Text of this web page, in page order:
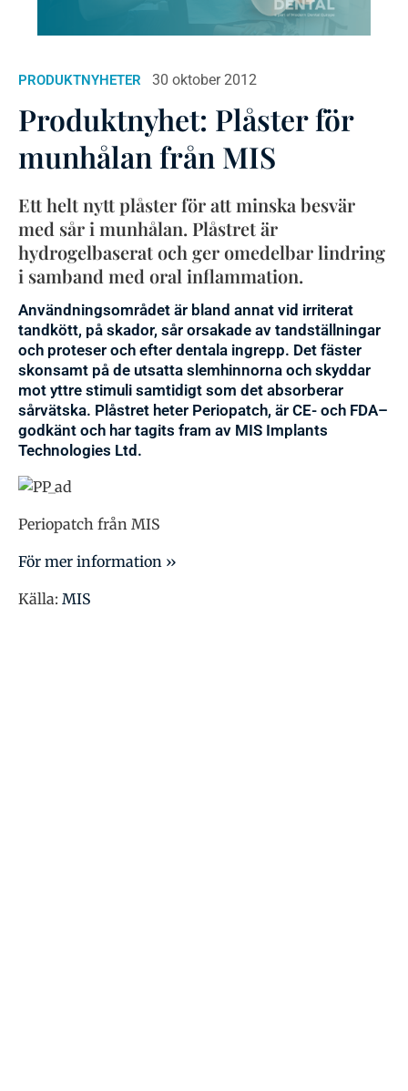
PRODUKTNYHETER 30 oktober 2012
Produktnyhet: Plåster för
munhålan från MIS
Ett helt nytt plåster för att minska besvär
med sår i munhålan. Plåstret är
hydrogelbaserat och ger omedelbar lindring
i samband med oral inflammation.
Användningsområdet är bland annat vid irriterat
tandkött, på skador, sår orsakade av tandställningar
och proteser och efter dentala ingrepp. Det fäster
skonsamt på de utsatta slemhinnorna och skyddar
mot yttre stimuli samtidigt som det absorberar
sårvätska. Plåstret heter Periopatch, är CE- och FDA–
godkänt och har tagits fram av MIS Implants
Technologies Ltd.
Periopatch från MIS
För mer information ››
Källa: MIS